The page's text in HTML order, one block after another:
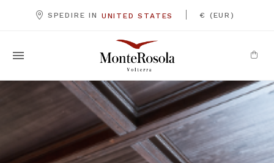
SPEDIRE IN UNITED STATES | € (EUR)